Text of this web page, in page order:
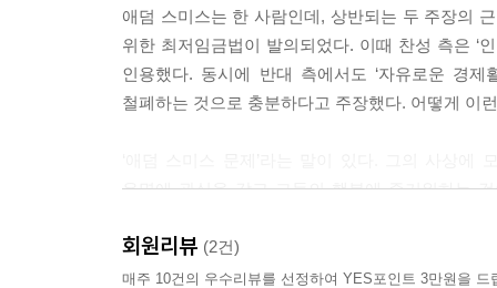
스미스는 “정의가 제거되면 인간사회의 거대한
그리고 완전한 평등을 확립하는 것이 모든 계급에
더라도 그가 정의의 가치를 얼마나 중시했는지를
--- p.150
애덤 스미스는 한 사람인데, 상반되는 두 주장의
위한 최저임금법이 발의되었다. 이때 찬성 측은 ‘
인용했다. 동시에 반대 측에서도 ‘자유로운 경
철폐하는 것으로 충분하다고 주장했다. 어떻게 이
운명에 관심을 갖고 그들의 행복에 즐거워하는
저자는 스미스의 ‘공감하는 인간’과 ‘자기 이익을
회원리뷰 (2건)
매주 10건의 우수리뷰를 선정하여 YES포인트 3만원을 드